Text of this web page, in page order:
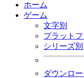
ホーム
ゲーム
文字別
プラット
シリーズ別
ダウンロー